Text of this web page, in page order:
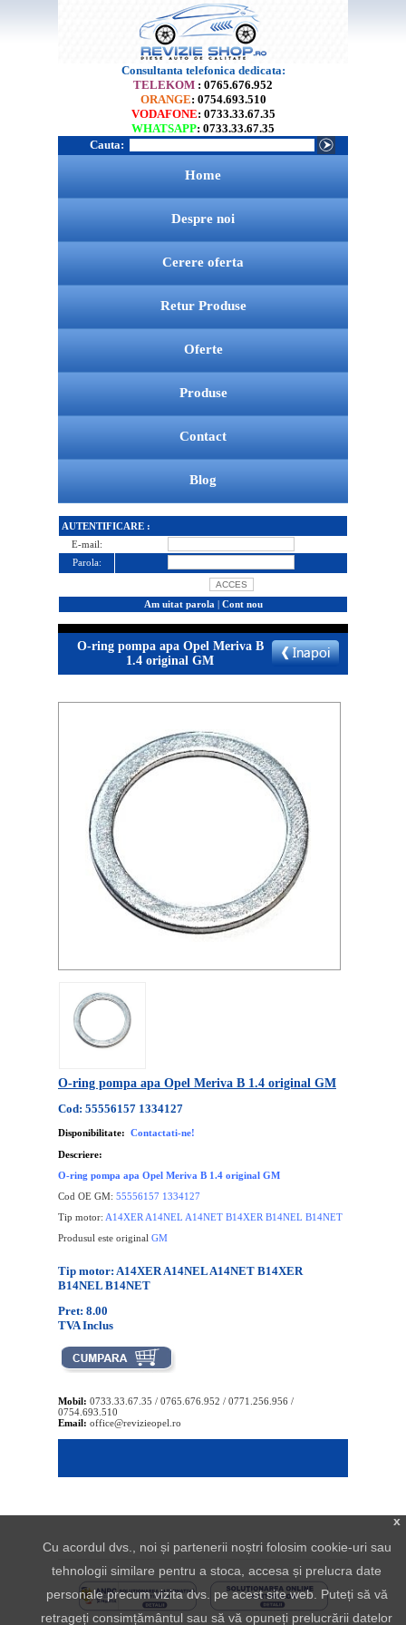
Consultanta telefonica dedicata:
TELEKOM : 0765.676.952
ORANGE: 0754.693.510
VODAFONE: 0733.33.67.35
WHATSAPP: 0733.33.67.35
Cauta:
Home
Despre noi
Cerere oferta
Retur Produse
Oferte
Produse
Contact
Blog
AUTENTIFICARE :
E-mail:
Parola:
Am uitat parola | Cont nou
O-ring pompa apa Opel Meriva B
1.4 original GM
O-ring pompa apa Opel Meriva B 1.4 original GM
Cod: 55556157 1334127
Disponibilitate: Contactati-ne!
Descriere:
O-ring pompa apa Opel Meriva B 1.4 original GM
Cod OE GM: 55556157 1334127
Tip motor: A14XER A14NEL A14NET B14XER B14NEL B14NET
Produsul este original GM
Tip motor: A14XER A14NEL A14NET B14XER
B14NEL B14NET
Pret: 8.00
TVA Inclus
Mobil: 0733.33.67.35 / 0765.676.952 / 0771.256.956 /
0754.693.510
Email: office@revizieopel.ro
x
Cu acordul dvs., noi și partenerii noștri folosim cookie-uri sau
tehnologii similare pentru a stoca, accesa și prelucra date
personale precum vizita dvs. pe acest site web. Puteți să vă
retrageți consimțământul sau să vă opuneți prelucrării datelor